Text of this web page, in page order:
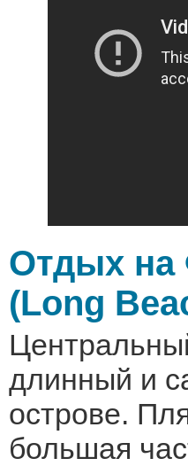
Отдых на
(Long
длинный и
острове.
большая